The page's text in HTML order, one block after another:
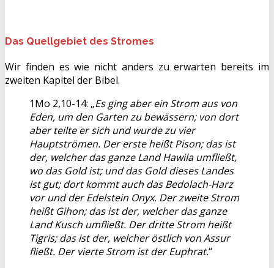
Das Quellgebiet des Stromes
Wir finden es wie nicht anders zu erwarten bereits im
zweiten Kapitel der Bibel.
1Mo 2,10-14: „Es ging aber ein Strom aus von
Eden, um den Garten zu bewässern; von dort
aber teilte er sich und wurde zu vier
Hauptströmen. Der erste heißt Pison; das ist
der, welcher das ganze Land Hawila umfließt,
wo das Gold ist; und das Gold dieses Landes
ist gut; dort kommt auch das Bedolach-Harz
vor und der Edelstein Onyx. Der zweite Strom
heißt Gihon; das ist der, welcher das ganze
Land Kusch umfließt. Der dritte Strom heißt
Tigris; das ist der, welcher östlich von Assur
fließt. Der vierte Strom ist der Euphrat.“